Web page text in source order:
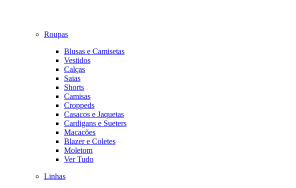
Roupas
Blusas e Camisetas
Vestidos
Calças
Saias
Shorts
Camisas
Croppeds
Casacos e Jaquetas
Cardigans e Sueters
Macacões
Blazer e Coletes
Moletom
Ver Tudo
Linhas